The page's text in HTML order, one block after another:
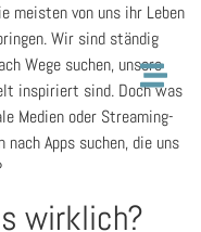
meisten von uns ihr Leben
Wir sind ständig
Wege suchen, unsere
inspiriert sind. Doch was
Medien oder Streaming-
Apps suchen, die uns
wirklich?